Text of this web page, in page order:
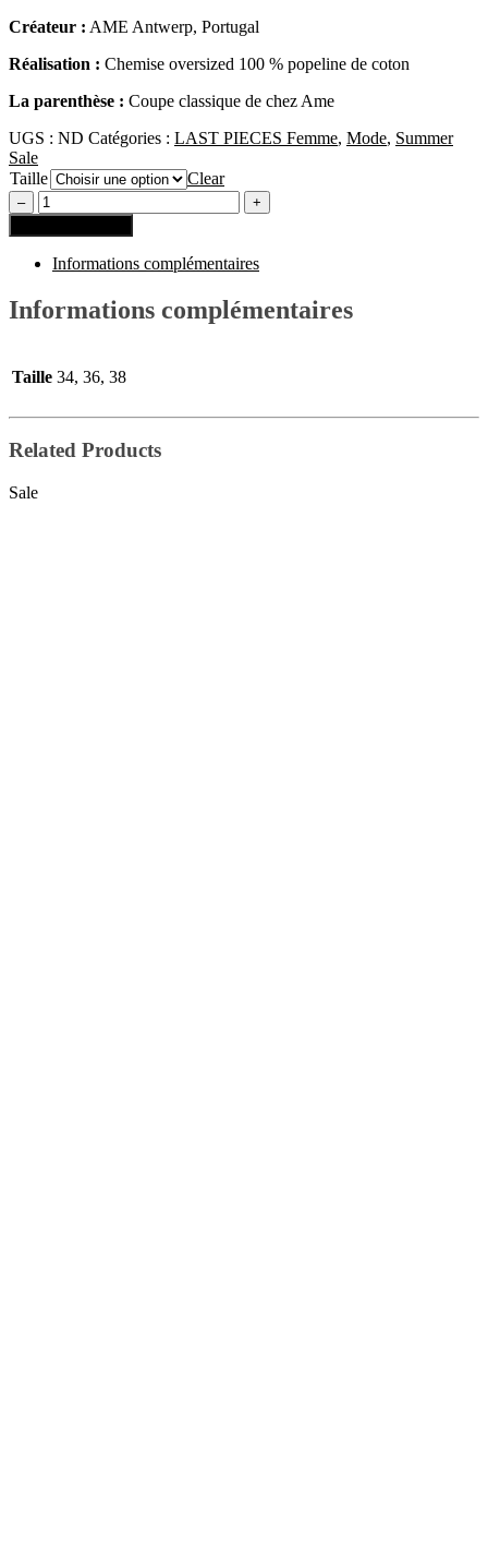
Créateur : AME Antwerp, Portugal
Réalisation : Chemise oversized 100 % popeline de coton
La parenthèse : Coupe classique de chez Ame
UGS : ND Catégories : LAST PIECES Femme, Mode, Summer
Sale
Taille
Clear
Informations complémentaires
Informations complémentaires
Taille 34, 36, 38
Related Products
Sale